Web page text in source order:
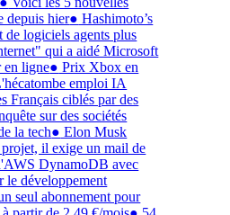
depuis hier●Hashimoto’s
logiciels agents plus
qui a aidé Microsoft
ligne●Prix Xbox en
emploi IA
Français ciblés par des
sur des sociétés
la tech●Elon Musk
il exige un mail de
DynamoDB avec
développement
seul abonnement pour